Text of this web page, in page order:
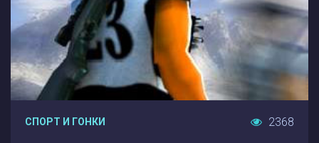
СПОРТ И ГОНКИ 2368